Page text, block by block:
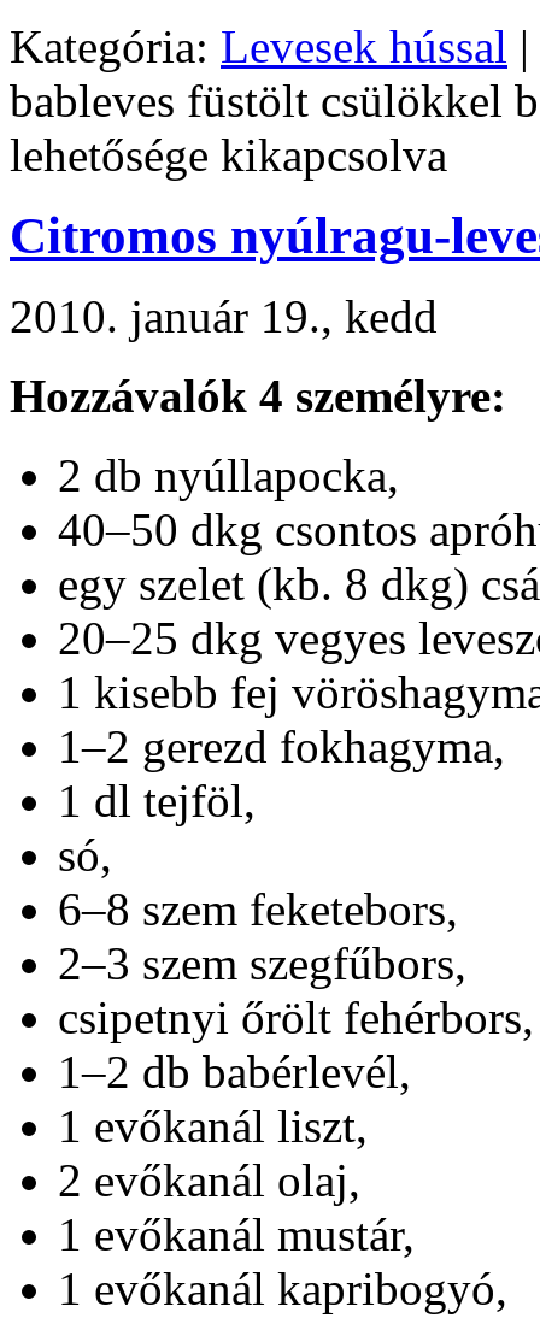
Kategória: Levesek hússal
bableves füstölt csülökkel
lehetősége kikapcsolva
Citromos nyúlragu-
2010. január 19., kedd
Hozzávalók 4 személyre:
2 db nyúllapocka,
40–50 dkg csontos
egy szelet (kb. 8 dkg)
20–25 dkg vegyes
1 kisebb fej
1–2 gerezd fokhagyma,
1 dl tejföl,
só,
6–8 szem feketebors,
2–3 szem szegfűbors,
csipetnyi őrölt fehérbors,
1–2 db babérlevél,
1 evőkanál liszt,
2 evőkanál olaj,
1 evőkanál mustár,
1 evőkanál kapribogyó,